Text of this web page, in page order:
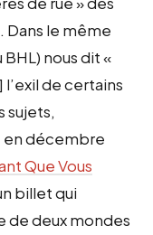
Dans le même
nous dit «
de certains
sujets,
en décembre
Que Vous
billet qui
de deux mondes